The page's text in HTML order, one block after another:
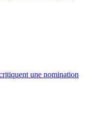
une nomination